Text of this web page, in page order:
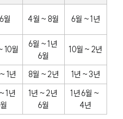
월 4월 ~ 8월 6월 ~ 1년
10월
6월 ~ 1년
6월
10월 ~ 2년
1년 8월 ~ 2년 1년 ~ 3년
1년
1년 ~ 2년
6월
1년 6월 ~
4년